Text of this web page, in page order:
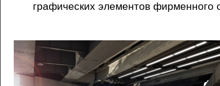
графических элементов фирменного